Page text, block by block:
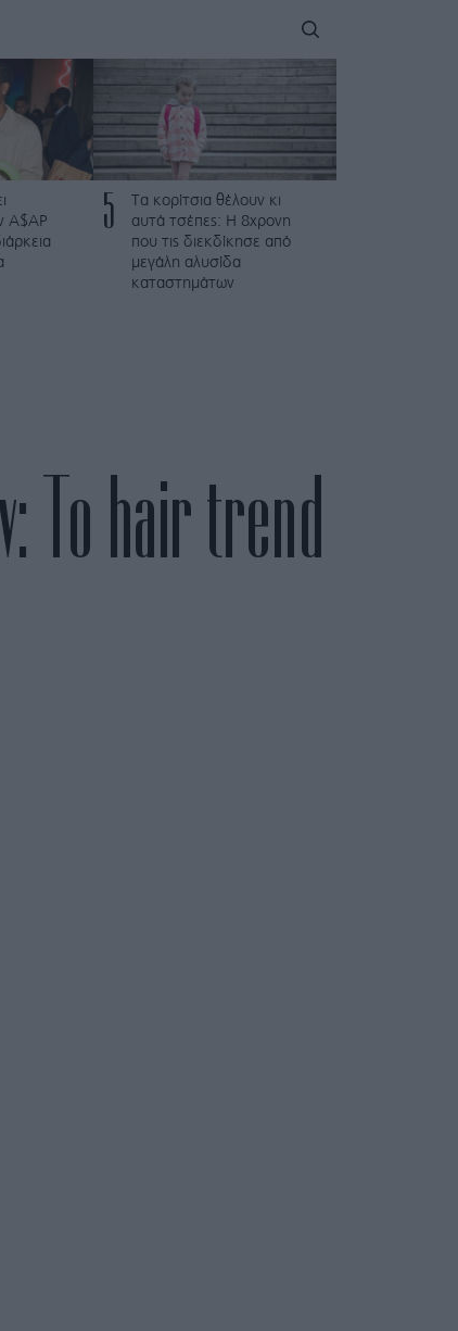
A$AP
5
Τα κορίτσια θέλουν κι
αυτά τσέπες: Η 8χρονη
που τις διεκδίκησε από
μεγάλη αλυσίδα
καταστημάτων
Το hair trend